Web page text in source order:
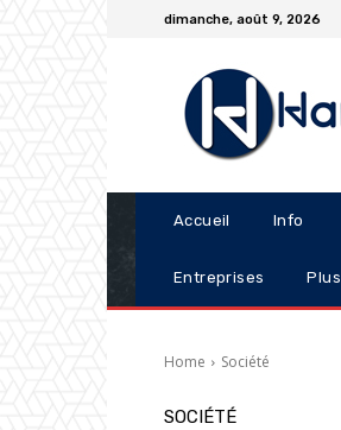
dimanche, août 9, 2026
Accueil Info
Entreprises Plus
Home Société
SOCIÉTÉ